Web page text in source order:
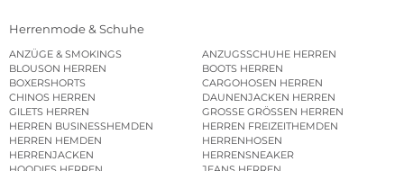
Herrenmode & Schuhe
ANZÜGE & SMOKINGS
ANZUGSSCHUHE HERREN
BLOUSON HERREN
BOOTS HERREN
BOXERSHORTS
CARGOHOSEN HERREN
CHINOS HERREN
DAUNENJACKEN HERREN
GILETS HERREN
GROSSE GRÖSSEN HERREN
HERREN BUSINESSHEMDEN
HERREN FREIZEITHEMDEN
HERREN HEMDEN
HERRENHOSEN
HERRENJACKEN
HERRENSNEAKER